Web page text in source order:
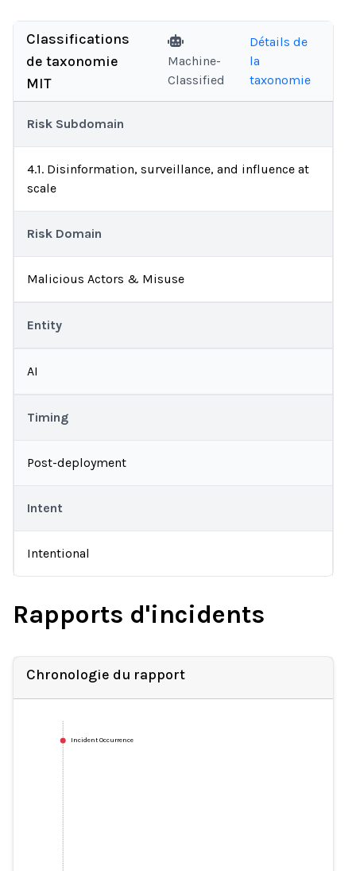
Classifications
de taxonomie
MIT
Machine-
Classified
Détails de
la
taxonomie
Risk Subdomain
4.1. Disinformation, surveillance, and influence at
scale
Risk Domain
Malicious Actors & Misuse
Entity
AI
Timing
Post-deployment
Intent
Intentional
Rapports d'incidents
Chronologie du rapport
Incident Occurrence